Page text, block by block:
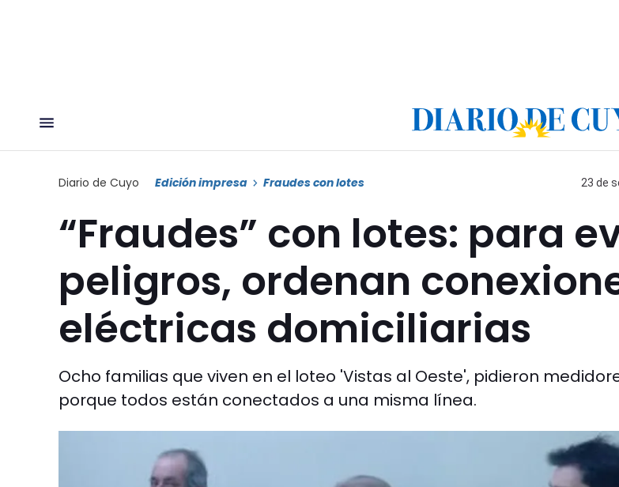
Diario de Cuyo Edición impresa Fraudes con lotes 23 de
“Fraudes” con lotes: para
peligros, ordenan
eléctricas domiciliarias
Ocho familias que viven en el loteo 'Vistas al Oeste', pidieron
porque todos están conectados a una misma línea.